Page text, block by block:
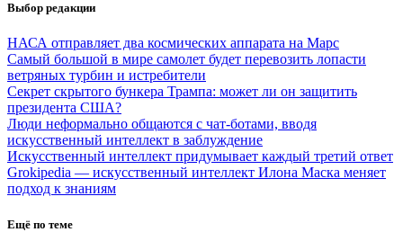
Выбор редакции
НАСА отправляет два космических аппарата на Марс
Самый большой в мире самолет будет перевозить лопасти
ветряных турбин и истребители
Секрет скрытого бункера Трампа: может ли он защитить
президента США?
Люди неформально общаются с чат-ботами, вводя
искусственный интеллект в заблуждение
Искусственный интеллект придумывает каждый третий ответ
Grokipedia — искусственный интеллект Илона Маска меняет
подход к знаниям
Ещё по теме